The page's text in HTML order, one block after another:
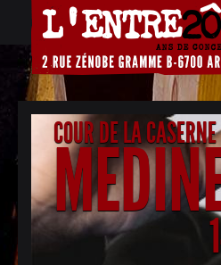
COUR DE LA